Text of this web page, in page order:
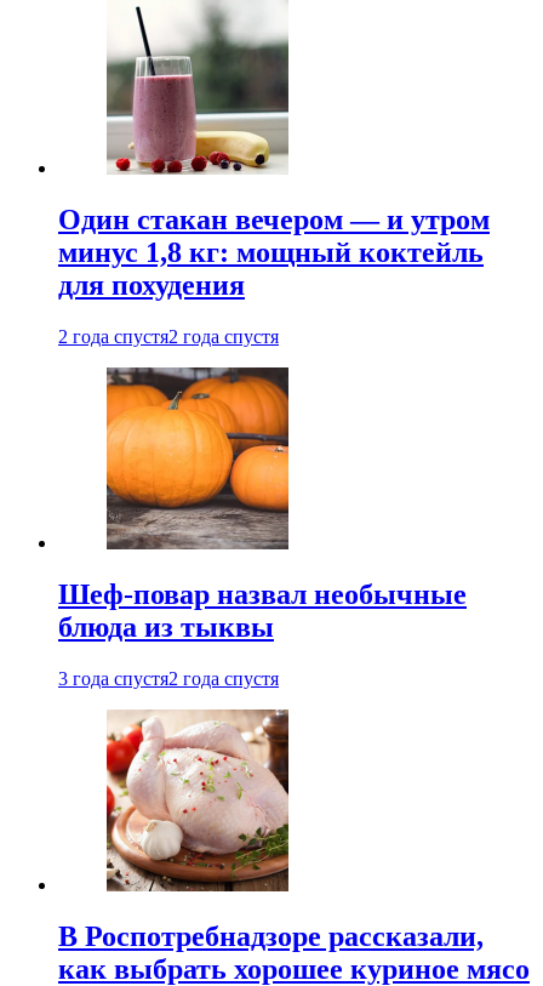
Один стакан вечером — и утром
минус 1,8 кг: мощный коктейль
для похудения
2 года спустя2 года спустя
Шеф-повар назвал необычные
блюда из тыквы
3 года спустя2 года спустя
В Роспотребнадзоре рассказали,
как выбрать хорошее куриное мясо